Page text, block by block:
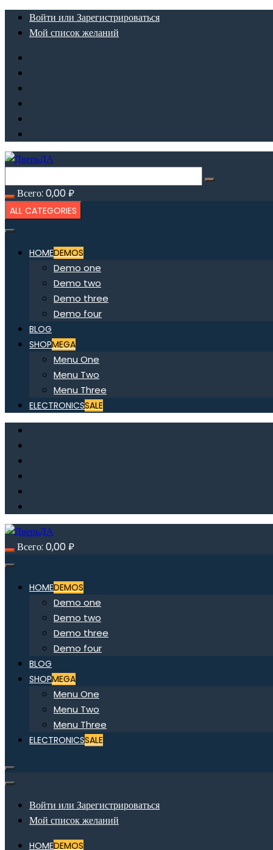
ПерейтиВойти или Зарегистрироваться
Мой список желаний
Всего: 0,00₽
ALL CATEGORIES
HOMEDEMOS
Demo one
Demo two
Demo three
Demo four
BLOG
SHOPMEGA
Menu One
Menu Two
Menu Three
ELECTRONICSSALE
Всего: 0,00₽
HOMEDEMOS
Demo one
Demo two
Demo three
Demo four
BLOG
SHOPMEGA
Menu One
Menu Two
Menu Three
ELECTRONICSSALE
Войти или Зарегистрироваться
Мой список желаний
HOMEDEMOS